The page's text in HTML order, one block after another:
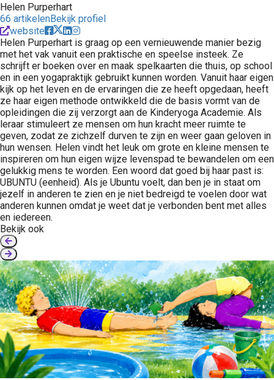
Helen Purperhart
66 artikelenBekijk profiel
website
Helen Purperhart is graag op een vernieuwende manier bezig
met het vak vanuit een praktische en speelse insteek. Ze
schrijft er boeken over en maak spelkaarten die thuis, op school
en in een yogapraktijk gebruikt kunnen worden. Vanuit haar eigen
kijk op het leven en de ervaringen die ze heeft opgedaan, heeft
ze haar eigen methode ontwikkeld die de basis vormt van de
opleidingen die zij verzorgt aan de Kinderyoga Academie. Als
leraar stimuleert ze mensen om hun kracht meer ruimte te
geven, zodat ze zichzelf durven te zijn en weer gaan geloven in
hun wensen. Helen vindt het leuk om grote en kleine mensen te
inspireren om hun eigen wijze levenspad te bewandelen om een
gelukkig mens te worden. Een woord dat goed bij haar past is:
UBUNTU (eenheid). Als je Ubuntu voelt, dan ben je in staat om
jezelf in anderen te zien en je niet bedreigd te voelen door wat
anderen kunnen omdat je weet dat je verbonden bent met alles
en iedereen.
Bekijk ook